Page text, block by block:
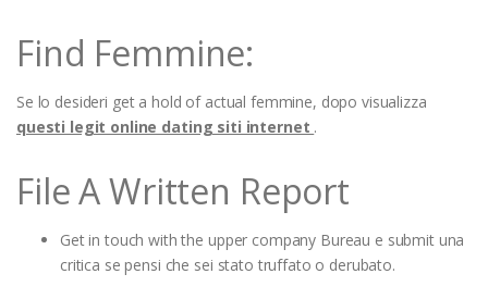
Find Femmine:
Se lo desideri get a hold of actual femmine, dopo visualizza
questi legit online dating siti internet .
File A Written Report
Get in touch with the upper company Bureau e submit una
critica se pensi che sei stato truffato o derubato.